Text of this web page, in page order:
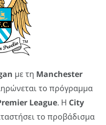
με τη Manchester
το πρόγραμμα
League. Η City
το προβάδισμα